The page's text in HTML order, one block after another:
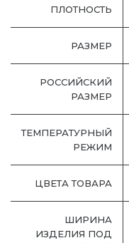
ПЛОТНОСТЬ
РАЗМЕР
РОССИЙСКИЙ
РАЗМЕР
ТЕМПЕРАТУРНЫЙ
РЕЖИМ
ЦВЕТА ТОВАРА
ШИРИНА
ИЗДЕЛИЯ ПОД